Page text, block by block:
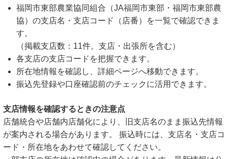
福岡市東部農業協同組合（JA福岡市東部・福岡市東部農
協）の支店名・支店コード（店番）を一覧で確認できま
す。
（掲載支店数：11件。支店・出張所を含む）
各支店の支店コードを把握できます。
所在地情報を確認し、詳細ページへ移動できます。
振込先登録や口座確認前のチェックに活用できます。
支店情報を確認するときの注意点
店舗統合や店舗内店舗化により、旧支店名のまま振込先情報
が案内される場合があります。 振込時には、支店名・支店コ
ード・所在地をあわせて確認してください。